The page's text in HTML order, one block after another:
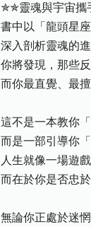
✯✯靈魂與宇宙攜
書中以「龍頭星
深入剖析靈魂的
你將發現，那些
而你最直覺、最
這不是一本教你
而是一部引導你
人生就像一場遊
而在於你是否忠
無論你正處於迷